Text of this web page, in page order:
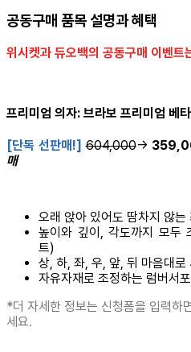
공동구매 품목 설명과 혜택
위시켓과 듀오백의 공동구매 이벤
프리미엄 의자: 브라보 프리미엄
[단독 선판매!] 604,000→
매
오래 앉아 있어도 땀차지 않는
높이와 깊이, 각도까지 모두
트)
상, 하, 좌, 우, 앞, 뒤 마음대로
자유자재로 조정하는 럼버서
*더 자세한 정보는 신청폼을 입력하
세요.